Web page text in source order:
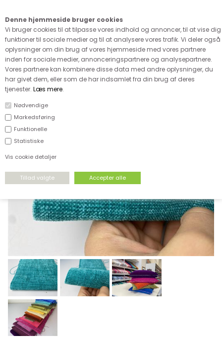
Denne hjemmeside bruger cookies
Vi bruger cookies til at tilpasse vores indhold og annoncer, til at vise dig
funktioner til sociale medier og til at analysere vores trafik. Vi deler også
oplysninger om din brug af vores hjemmeside med vores partnere
inden for sociale medier, annonceringspartnere og analysepartnere.
Vores partnere kan kombinere disse data med andre oplysninger, du
har givet dem, eller som de har indsamlet fra din brug af deres
tjenester. Læs mere.
Nødvendige
Markedsføring
Funktionelle
Statistiske
Vis cookie detaljer
FORSIDE›BOLIG›ALLE MØBELSTOFFER